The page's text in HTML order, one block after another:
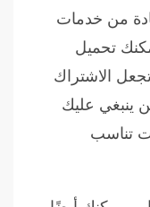
من خدمات
تحميل
الاشتراك
ينبغي عليك
تناسب